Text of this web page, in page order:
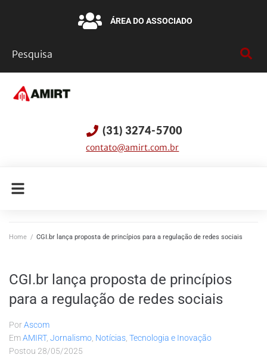
ÁREA DO ASSOCIADO
(31) 3274-5700
contato@amirt.com.br
Home / CGI.br lança proposta de princípios para a regulação de redes sociais
CGI.br lança proposta de princípios
para a regulação de redes sociais
PorAscom
EmAMIRT, Jornalismo Notícias Tecnologia e Inovação
Postou 28/05/2025